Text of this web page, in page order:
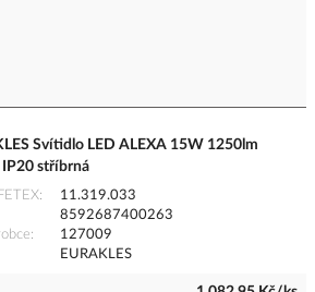
Svítidlo LED ALEXA 15W 1250lm
stříbrná
11.319.033
8592687400263
127009
EURAKLES